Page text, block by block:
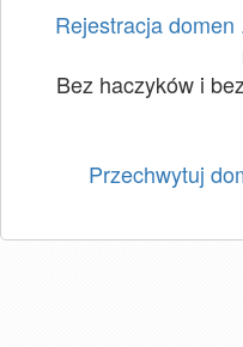
Rejestracja domen
Bez haczyków i
Przechwytuj